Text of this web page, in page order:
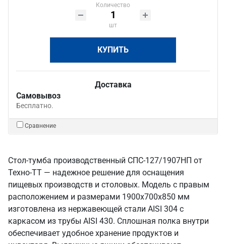
Количество
шт
КУПИТЬ
Доставка
Самовывоз
Бесплатно.
Сравнение
Стол-тумба производственный СПС-127/1907НП от
Техно-ТТ — надежное решение для оснащения
пищевых производств и столовых. Модель с правым
расположением и размерами 1900x700x850 мм
изготовлена из нержавеющей стали AISI 304 с
каркасом из трубы AISI 430. Сплошная полка внутри
обеспечивает удобное хранение продуктов и